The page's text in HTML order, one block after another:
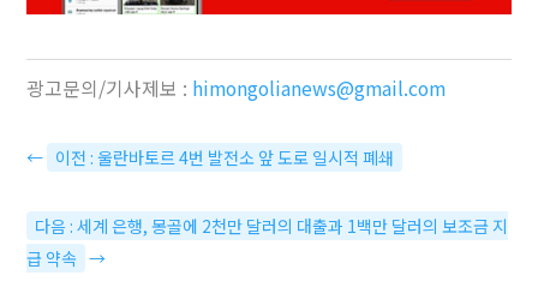
광고문의/기사제보 : himongolianews@gmail.com
← 이전 : 울란바토르 4번 발전소 앞 도로 일시적 폐쇄
다음 : 세계 은행, 몽골에 2천만 달러의 대출과 1백만 달러의 보조금 지
급 약속 →